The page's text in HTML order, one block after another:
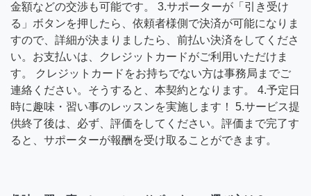
金額などの交渉も可能です。 3.サポーターが「引き受け
る」ボタンを押したら、依頼者様側で決済が可能になりま
すので、詳細が決まりましたら、前払い決済をしてくださ
い。お支払いは、クレジットカードがご利用いただけま
す。 クレジットカードをお持ちでない方は事務局までご
連絡ください。そうすると、本契約となります。 4.予定日
時に趣味・習い事のレッスンを実施します！ 5.サービス提
供終了後は、必ず、評価をしてください。評価まで完了す
ると、サポーターが報酬を受け取ることができます。